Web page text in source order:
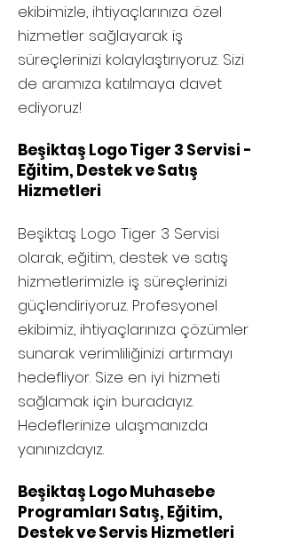
ekibimizle, ihtiyaçlarınıza özel
hizmetler sağlayarak iş
süreçlerinizi kolaylaştırıyoruz. Sizi
de aramıza katılmaya davet
ediyoruz!
Beşiktaş Logo Tiger 3 Servisi -
Eğitim, Destek ve Satış
Hizmetleri
Beşiktaş Logo Tiger 3 Servisi
olarak, eğitim, destek ve satış
hizmetlerimizle iş süreçlerinizi
güçlendiriyoruz. Profesyonel
ekibimiz, ihtiyaçlarınıza çözümler
sunarak verimliliğinizi artırmayı
hedefliyor. Size en iyi hizmeti
sağlamak için buradayız.
Hedeflerinize ulaşmanızda
yanınızdayız.
Beşiktaş Logo Muhasebe
Programları Satış, Eğitim,
Destek ve Servis Hizmetleri